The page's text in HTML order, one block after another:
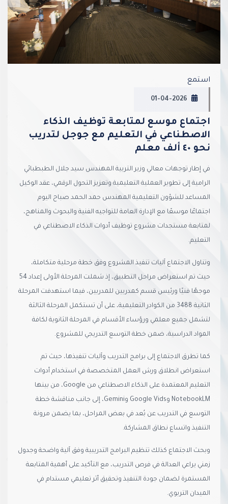
استمع
01-04-2026
اجتماع موسع لمتابعة توظيف الذكاء
الاصطناعي في التعليم مع جوجل لتدريب
نحو ٤٠ ألف معلم
في إطار توجهات معالي وزير التربية المهندس سيد جلال الطبطبائي
الرامية إلى تطوير العملية التعليمية وتعزيز التحول الرقمي، عقد الوكيل
المساعد للشؤون التعليمية المهندس حمد الحمد صباح اليوم
اجتماعًا موسعًا مع الإدارة العامة للتواجيه الفنية والبحوث والمناهج،
لمتابعة مستجدات مشروع توظيف أدوات الذكاء الاصطناعي في
التعليم.
وتناول الاجتماع آليات تنفيذ المشروع وفق خطة مرحلية متكاملة،
حيث تم استعراض مراحل التطبيق، إذ شملت المرحلة الأولى إعداد 54
موجهًا فنيًا ورئيس قسم كمدربين للمدربين، فيما استهدفت المرحلة
الثانية 3488 من الكوادر التعليمية، على أن تستكمل المرحلة الثالثة
لتشمل جميع معلمي ورؤساء الأقسام في المرحلة الثانوية لكافة
المواد الدراسية، ضمن خطة التوسع التدريجي للمشروع.
كما تطرق الاجتماع إلى برامج التدريب وآليات تنفيذها، حيث تم
استعراض انطلاق ورش العمل المتخصصة في استخدام أدوات
التعليم المعتمدة على الذكاء الاصطناعي من Google، من بينها
NotebookLM وGoogle Vids وGemini، إلى جانب مناقشة خطة
التوسع في التدريب عن بُعد في بعض المراحل، بما يضمن مرونة
التنفيذ واتساع نطاق المشاركة.
وبحث الاجتماع كذلك تنظيم البرامج التدريبية وفق آلية واضحة وجدول
زمني يراعي العدالة في فرص التدريب، مع التأكيد على أهمية المتابعة
المستمرة لضمان جودة التنفيذ وتحقيق أثر تعليمي مستدام في
الميدان التربوي.